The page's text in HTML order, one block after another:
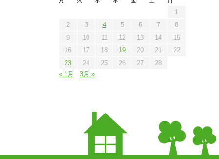
1
2
3 4 5 6 7
8
9
10 11 12 13 14
15
16
17 18 19 20 21
22
23
24 25 26 27
28
« 1月
3月 »